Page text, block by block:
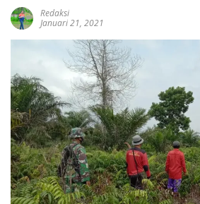
Redaksi
Januari 21, 2021